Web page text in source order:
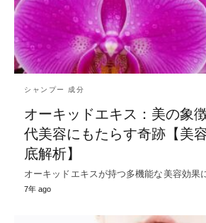
シャンプー 成分
オーキッドエキス：美の象
代美容にもたらす奇跡【美
底解析】
オーキッドエキスが持つ多機能な美容効果
7年 ago